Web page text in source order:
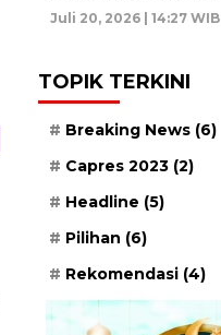
Juli 20, 2026 | 14:27 WIB
TOPIK TERKINI
Breaking News (6)
Capres 2023 (2)
Headline (5)
Pilihan (6)
Rekomendasi (4)